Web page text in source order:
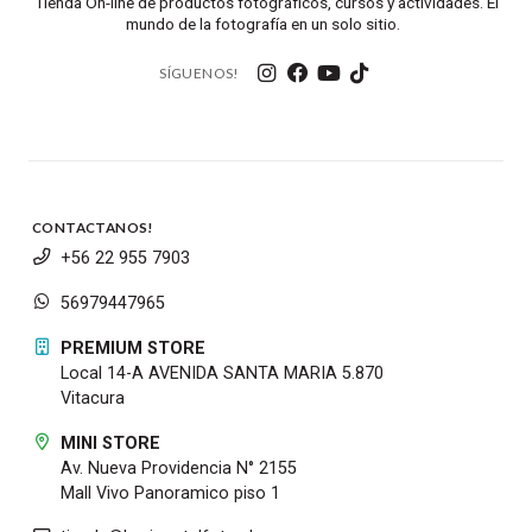
Se suministra un micrófono monoaural
mundo de la fotografía en un solo sitio.
SÍGUENOS!
CONTACTANOS!
+56 22 955 7903
56979447965
PREMIUM STORE
Local 14-A AVENIDA SANTA MARIA 5.870
Vitacura
MINI STORE
Av. Nueva Providencia N° 2155
Mall Vivo Panoramico piso 1